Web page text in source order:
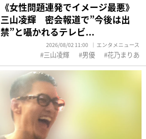
《女性問題連発でイメージ最悪》
三山凌輝 密会報道で”今後は出
禁”と囁かれるテレビ...
2026/08/02 11:00 エンタメニュース
三山凌輝 男優 花乃まりあ